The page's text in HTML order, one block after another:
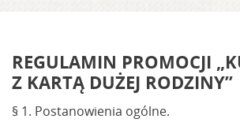
REGULAMIN PROMOCJI
Z KARTĄ DUŻEJ RODZINY”
§ 1. Postanowienia ogólne.